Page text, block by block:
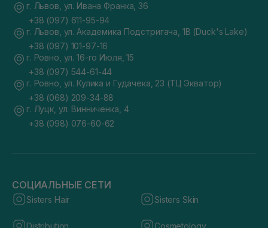
г. Львов, ул. Ивана Франка, 36
+38 (097) 611-95-94
г. Львов, ул. Академика Подстригача, 1В (Duck's Lake)
+38 (097) 101-97-16
г. Ровно, ул. 16-го Июля, 15
+38 (097) 544-61-44
г. Ровно, ул. Кулика и Гудачека, 23 (ТЦ Экватор)
+38 (068) 209-34-88
г. Луцк, ул. Винниченка, 4
+38 (098) 076-60-62
СОЦИАЛЬНЫЕ СЕТИ
Sisters Hair Sisters Skin
Distribution Cosmetology